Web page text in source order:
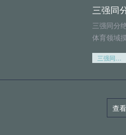
三强同
三强同分
体育领域
2026
绿茵场
查